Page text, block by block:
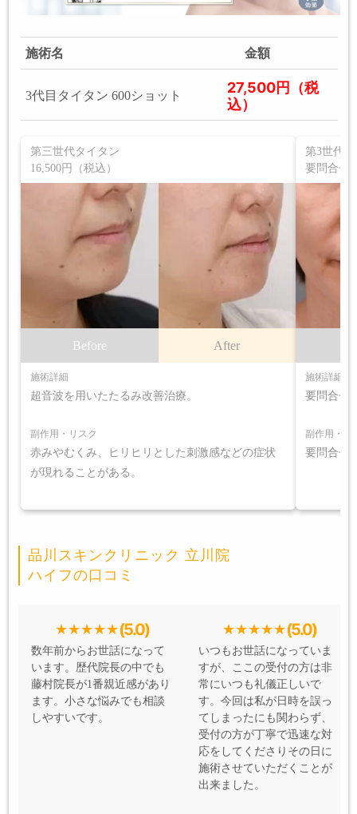
施術名 金額
3代目タイタン 600ショット
27,500円（税
込）
第三世代タイタン
16,500円（税込）
Before After
施術詳細
超音波を用いたたるみ改善治療。
副作用・リスク
赤みやむくみ、ヒリヒリとした刺激感などの症状
が現れることがある。
第3世代
要問合せ
施術詳細
要問合せ
副作用・リ
要問合せ
品川スキンクリニック 立川院
ハイフの口コミ
(5.0)
数年前からお世話になって
います。歴代院長の中でも
藤村院長が1番親近感があり
ます。小さな悩みでも相談
しやすいです。
(5.0)
いつもお世話になっていま
すが、ここの受付の方は非
常にいつも礼儀正しいで
す。今回は私が日時を誤っ
てしまったにも関わらず、
受付の方が丁寧で迅速な対
応をしてくださりその日に
施術させていただくことが
出来ました。